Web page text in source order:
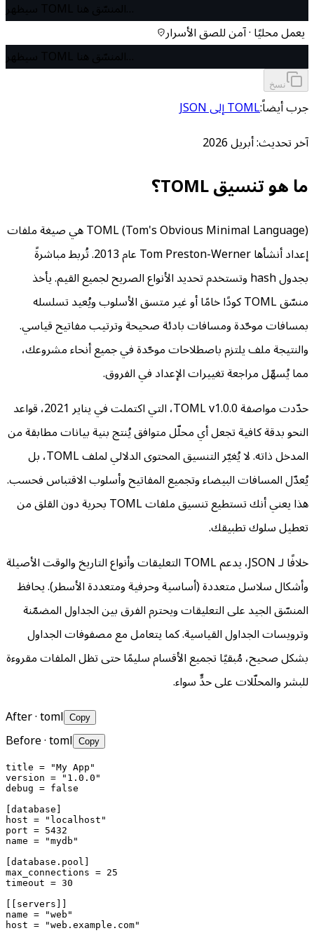
يعمل محليًا · آمن للصق الأسرار
نسخ
جرب أيضاً:TOML إلى JSON
آخر تحديث:أبريل 2026
ما هو تنسيق TOML؟
TOML (Tom's Obvious Minimal Language) هي صيغة ملفات
إعداد أنشأها Tom Preston-Werner عام 2013. تُربط مباشرةً
بجدول hash وتستخدم تحديد الأنواع الصريح لجميع القيم. يأخذ
منسّق TOML كودًا خامًا أو غير متسق الأسلوب ويُعيد تسلسله
بمسافات موحّدة ومسافات بادئة صحيحة وترتيب مفاتيح قياسي.
والنتيجة ملف يلتزم باصطلاحات موحّدة في جميع أنحاء مشروعك،
مما يُسهّل مراجعة تغييرات الإعداد في الفروق.
حدّدت مواصفة TOML v1.0.0، التي اكتملت في يناير 2021، قواعد
النحو بدقة كافية تجعل أي محلّل متوافق يُنتج بنية بيانات مطابقة من
المدخل ذاته. لا يُغيّر التنسيق المحتوى الدلالي لملف TOML، بل
يُعدّل المسافات البيضاء وتجميع المفاتيح وأسلوب الاقتباس فحسب.
هذا يعني أنك تستطيع تنسيق ملفات TOML بحرية دون القلق من
تعطيل سلوك تطبيقك.
خلافًا لـ JSON، يدعم TOML التعليقات وأنواع التاريخ والوقت الأصيلة
وأشكال سلاسل متعددة (أساسية وحرفية ومتعددة الأسطر). يحافظ
المنسّق الجيد على التعليقات ويحترم الفرق بين الجداول المضمّنة
وترويسات الجداول القياسية. كما يتعامل مع مصفوفات الجداول
بشكل صحيح، مُبقيًا تجميع الأقسام سليمًا حتى تظل الملفات مقروءة
للبشر والمحلّلات على حدٍّ سواء.
After· toml Copy
Before· toml Copy
title = "My App"
version = "1.0.0"
debug = false
[database]
host = "localhost"
port = 5432
name = "mydb"
[database.pool]
max_connections = 25
timeout = 30
[[servers]]
name = "web"
host = "web.example.com"